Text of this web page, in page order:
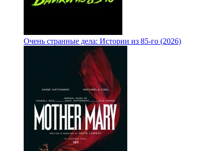
Очень странные дела: Истории из 85-го (2026)